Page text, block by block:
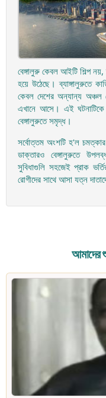
বেঙ্গালুরু কেবল আইটি শিল্প
হয়ে উঠেছে। ব্যাঙ্গালুরুতে
কেবল দেশের অন্যান্য অঞ্চল
এখানে আসে। এই ঘটনাটিকে
বেঙ্গালুরুতে সমৃদ্ধ।
সর্বোত্তম অংশটি হ'ল
ডাক্তারও বেঙ্গালুরুতে
সুবিধাগুলি সহজেই প্রাক
রোগীদের সাথে আসা যত্ন
আমাদের